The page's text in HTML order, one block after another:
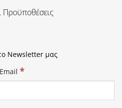
Προϋποθέσεις
Newsletter μας
Email *